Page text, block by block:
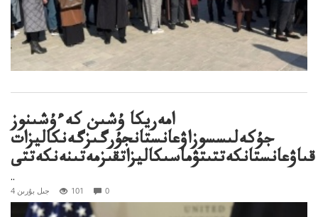
امەريكا ۇشىن كەءۇشىنوز
جۇكەلىسسوزاۋعانستانجۇرگىزگەنكاليزات
قىاۋعانستانكەتتىتۋماسىكاليزاتقىزمەتىنەنكەتتى
..
4 جىل بۇرىن 101 0